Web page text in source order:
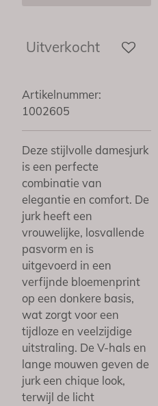
Uitverkocht
Artikelnummer:
1002605
Deze stijlvolle damesjurk
is een perfecte
combinatie van
elegantie en comfort. De
jurk heeft een
vrouwelijke, losvallende
pasvorm en is
uitgevoerd in een
verfijnde bloemenprint
op een donkere basis,
wat zorgt voor een
tijdloze en veelzijdige
uitstraling. De V-hals en
lange mouwen geven de
jurk een chique look,
terwijl de licht